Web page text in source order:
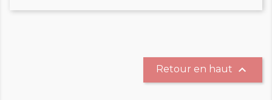
Retour en haut 